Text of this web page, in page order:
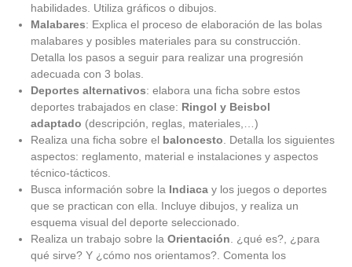
habilidades. Utiliza gráficos o dibujos.
Malabares: Explica el proceso de elaboración de las bolas
malabares y posibles materiales para su construcción.
Detalla los pasos a seguir para realizar una progresión
adecuada con 3 bolas.
Deportes alternativos: elabora una ficha sobre estos
deportes trabajados en clase: Ringol y Beisbol
adaptado (descripción, reglas, materiales,…)
Realiza una ficha sobre el baloncesto . Detalla los siguientes
aspectos: reglamento, material e instalaciones y aspectos
técnico-tácticos.
Busca información sobre la Indiacay los juegos o deportes
que se practican con ella. Incluye dibujos, y realiza un
esquema visual del deporte seleccionado.
Realiza un trabajo sobre la Orientación . ¿qué es?, ¿para
qué sirve? Y ¿cómo nos orientamos?. Comenta los